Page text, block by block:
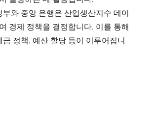
부와 중앙 은행은 산업생산지수 데이
경제 정책을 결정합니다. 이를 통해
금 정책, 예산 할당 등이 이루어집니